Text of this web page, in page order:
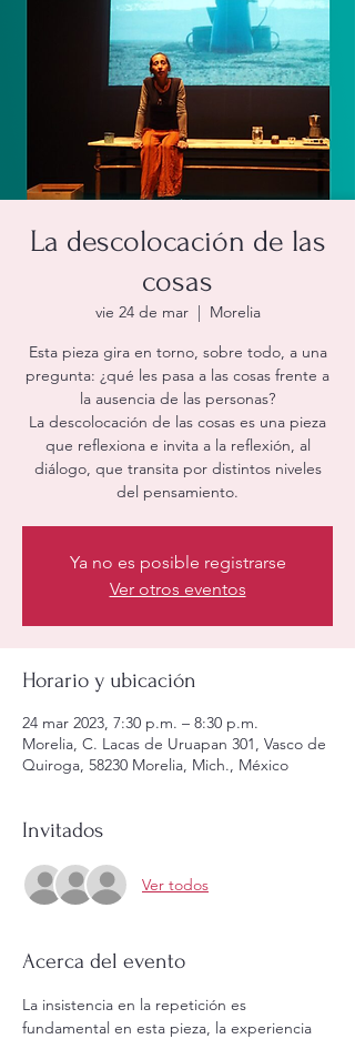
La descolocación de las
cosas
vie 24 de mar
  |
Morelia
Esta pieza gira en torno, sobre todo, a una
pregunta: ¿qué les pasa a las cosas frente a
la ausencia de las personas?
La descolocación de las cosas es una pieza
que reflexiona e invita a la reflexión, al
diálogo, que transita por distintos niveles
del pensamiento.
Ya no es posible registrarse
Ver otros eventos
Horario y ubicación
24 mar 2023, 7:30 p.m. – 8:30 p.m.
Morelia, C. Lacas de Uruapan 301, Vasco de
Quiroga, 58230 Morelia, Mich., México
Invitados
Ver todos
Acerca del evento
La insistencia en la repetición es
fundamental en esta pieza, la experiencia